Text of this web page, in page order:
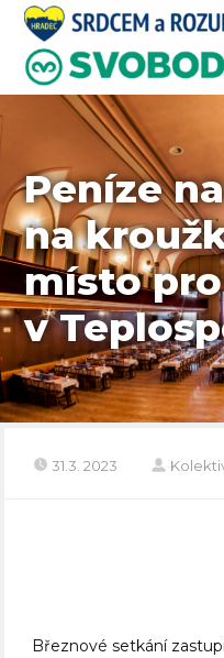
Peníze
na
místo
v
31.3. 2023
Březnové setkání